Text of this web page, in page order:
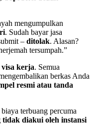
mengumpulkan
. Sudah bayar jasa
– ditolak. Alasan?
tersumpah.”
kerja. Semua
berkas Anda
resmi atau tanda
terbuang percuma
tidak diakui oleh instansi